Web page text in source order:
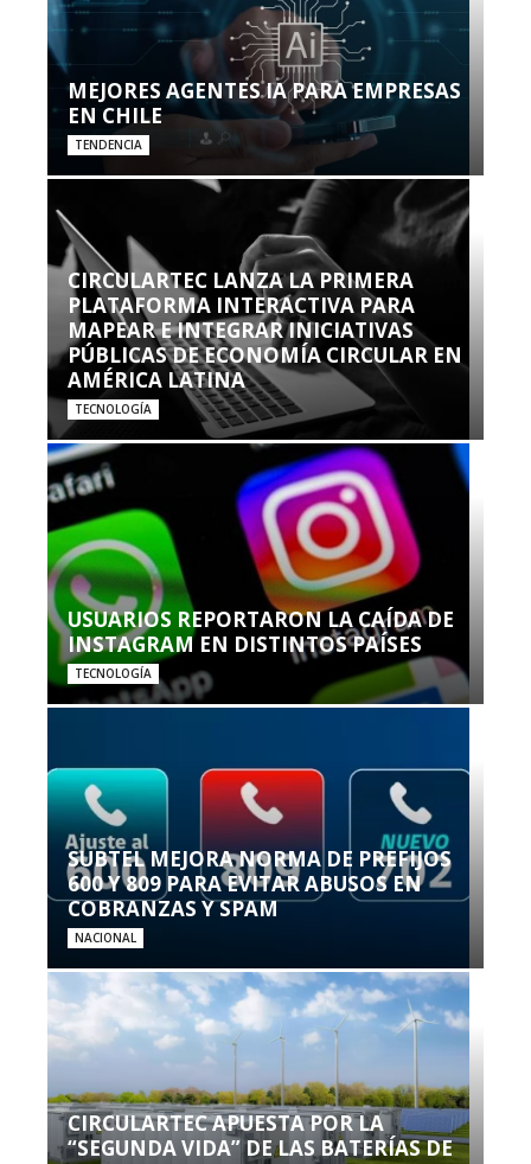
MEJORES AGENTES IA PARA EMPRESAS
EN CHILE
TENDENCIA
CIRCULARTEC LANZA LA PRIMERA
PLATAFORMA INTERACTIVA PARA
MAPEAR E INTEGRAR INICIATIVAS
PÚBLICAS DE ECONOMÍA CIRCULAR EN
AMÉRICA LATINA
TECNOLOGÍA
USUARIOS REPORTARON LA CAÍDA DE
INSTAGRAM EN DISTINTOS PAÍSES
TECNOLOGÍA
SUBTEL MEJORA NORMA DE PREFIJOS
600 Y 809 PARA EVITAR ABUSOS EN
COBRANZAS Y SPAM
NACIONAL
CIRCULARTEC APUESTA POR LA
“SEGUNDA VIDA” DE LAS BATERÍAS DE